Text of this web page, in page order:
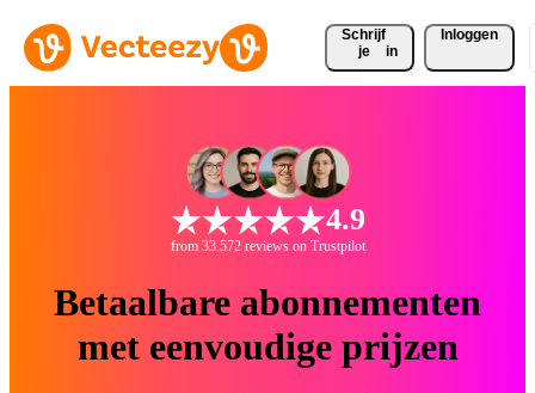
Schrijf
je
in
Inloggen
4.9
from 33.572 reviews on Trustpilot
Betaalbare abonnementen
met eenvoudige prijzen